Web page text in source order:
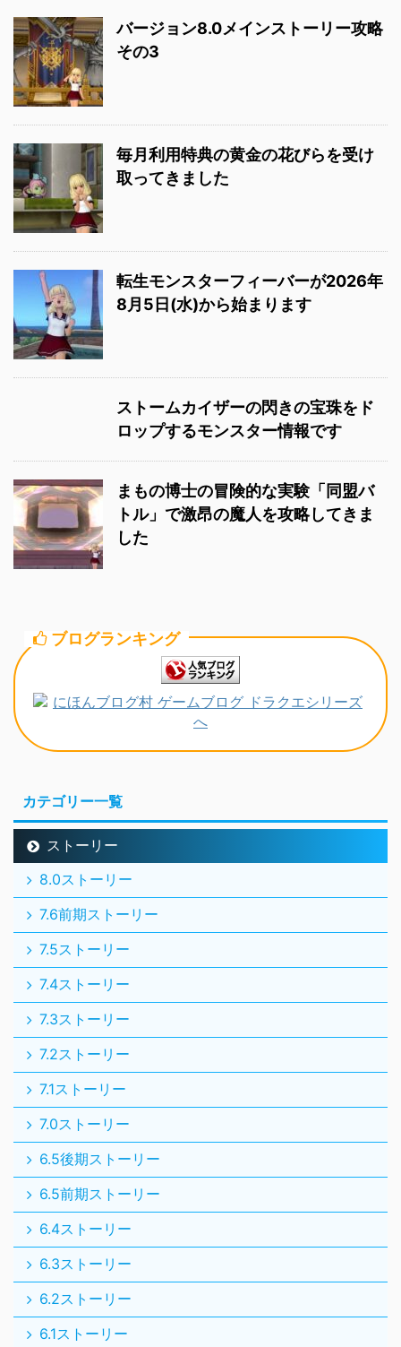
バージョン8.0メインストーリー攻略
その3
毎月利用特典の黄金の花びらを受け
取ってきました
転生モンスターフィーバーが2026年
8月5日(水)から始まります
ストームカイザーの閃きの宝珠をド
ロップするモンスター情報です
まもの博士の冒険的な実験「同盟バ
トル」で激昂の魔人を攻略してきま
した
ブログランキング
カテゴリー一覧
ストーリー
8.0ストーリー
7.6前期ストーリー
7.5ストーリー
7.4ストーリー
7.3ストーリー
7.2ストーリー
7.1ストーリー
7.0ストーリー
6.5後期ストーリー
6.5前期ストーリー
6.4ストーリー
6.3ストーリー
6.2ストーリー
6.1ストーリー